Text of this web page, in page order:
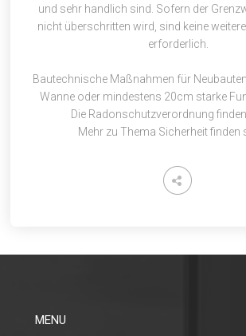
und sehr handlich sind. Sofern der
nicht überschritten wird, sind keine
erforderlich.
Bautechnische Maßnahmen für
Wanne oder mindestens 20cm starke
Die Radonschutzverordnung
Mehr zu Thema Sicherheit finden
MENU